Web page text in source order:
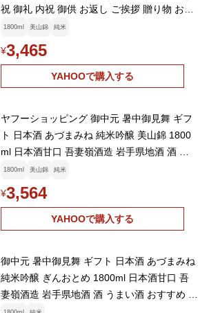
祝 御礼 内祝 御供 お返し ご挨拶 贈り物 お誕
生日 新築祝 心ばかり
1800ml 美山錦 純米
¥3,465
YAHOOで購入する
ヤフーショッピング 御中元 暑中御見舞 ギフ
ト 日本酒 あづまみね 純米吟醸 美山錦 1800
ml 日本酒甘口 吾妻嶺酒造 岩手県地酒 酒 う
まい酒 おすすめ 純米吟醸
1800ml 美山錦 純米
¥3,564
YAHOOで購入する
御中元 暑中御見舞 ギフト 日本酒 あづまみね
純米吟醸 ぎんおとめ 1800ml 日本酒甘口 吾
妻嶺酒造 岩手県地酒 酒 うまい酒 おすすめ 純